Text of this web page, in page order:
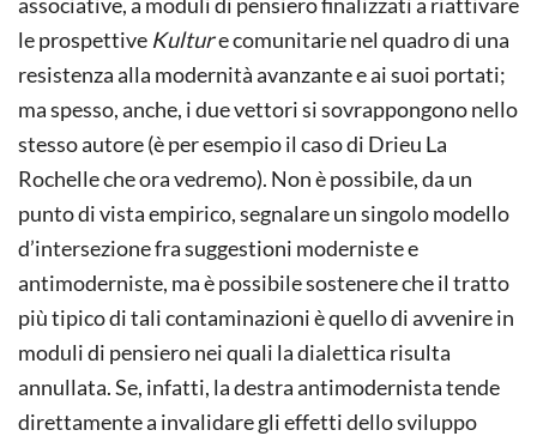
le prospettive Kulture comunitarie nel quadro di una
resistenza alla modernità avanzante e ai suoi portati;
ma spesso, anche, i due vettori si sovrappongono nello
stesso autore (è per esempio il caso di Drieu La
Rochelle che ora vedremo). Non è possibile, da un
punto di vista empirico, segnalare un singolo modello
d’intersezione fra suggestioni moderniste e
antimoderniste, ma è possibile sostenere che il tratto
più tipico di tali contaminazioni è quello di avvenire in
moduli di pensiero nei quali la dialettica risulta
annullata. Se, infatti, la destra antimodernista tende
direttamente a invalidare gli effetti dello sviluppo